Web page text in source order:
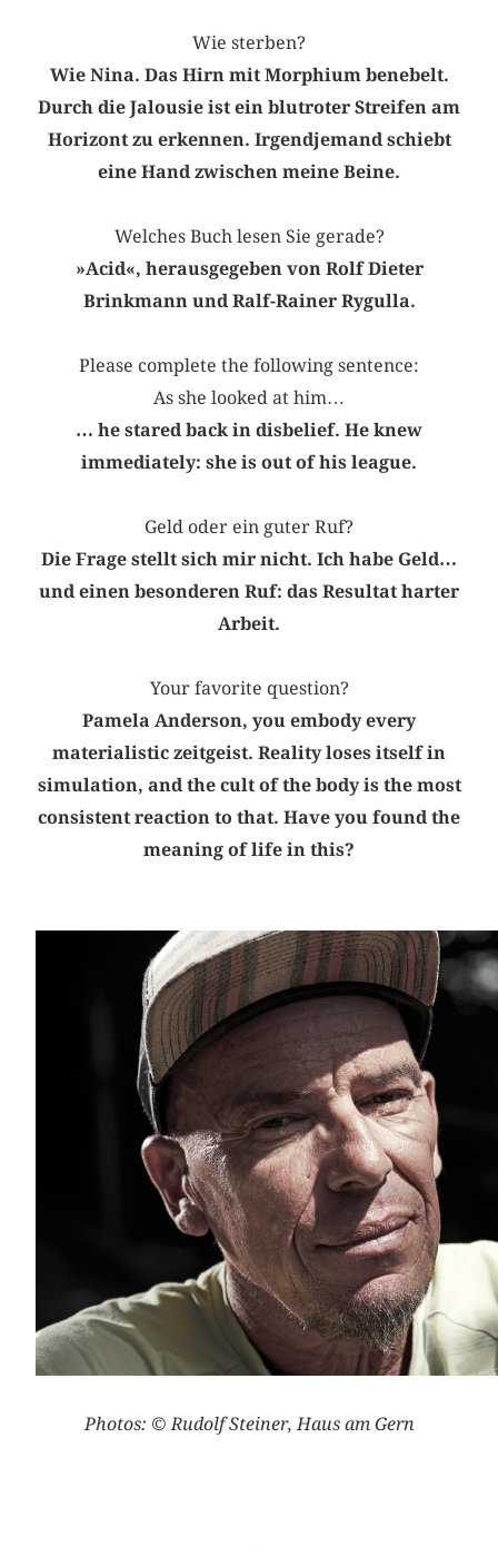
Wie sterben?
Wie Nina. Das Hirn mit Morphium benebelt.
Durch die Jalousie ist ein blutroter Streifen am
Horizont zu erkennen. Irgendjemand schiebt
eine Hand zwischen meine Beine.
Welches Buch lesen Sie gerade?
»Acid«, herausgegeben von Rolf Dieter
Brinkmann und Ralf-Rainer Rygulla.
Please complete the following sentence:
As she looked at him…
… he stared back in disbelief. He knew
immediately: she is out of his league.
Geld oder ein guter Ruf?
Die Frage stellt sich mir nicht. Ich habe Geld…
und einen besonderen Ruf: das Resultat harter
Arbeit.
Your favorite question?
Pamela Anderson, you embody every
materialistic zeitgeist. Reality loses itself in
simulation, and the cult of the body is the most
consistent reaction to that. Have you found the
meaning of life in this?
Photos: © Rudolf Steiner, Haus am Gern